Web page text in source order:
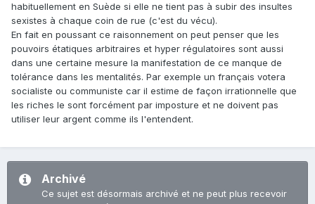
habituellement en Suède si elle ne tient pas à subir des insultes
sexistes à chaque coin de rue (c'est du vécu).
En fait en poussant ce raisonnement on peut penser que les
pouvoirs étatiques arbitraires et hyper régulatoires sont aussi
dans une certaine mesure la manifestation de ce manque de
tolérance dans les mentalités. Par exemple un français votera
socialiste ou communiste car il estime de façon irrationnelle que
les riches le sont forcément par imposture et ne doivent pas
utiliser leur argent comme ils l'entendent.
Archivé
Ce sujet est désormais archivé et ne peut plus recevoir